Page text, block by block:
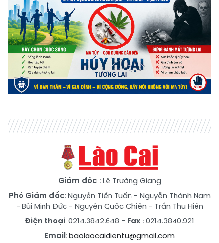
Giám đốc : Lê Trường Giang
Phó Giám đốc:Nguyễn Tiến Tuấn - Nguyễn Thành Nam
- Bùi Minh Đức- Nguyễn Quốc Chiến - Trần Thu Hiền
Điện thoại: 0214.3842.648 - Fax : 0214.3840.921
Email:baolaocaidientu@gmail.com